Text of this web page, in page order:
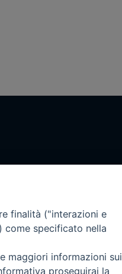
finalità ("interazioni e
come specificato nella
maggiori informazioni sui
proseguirai la